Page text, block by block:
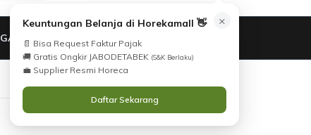
×
Keuntungan Belanja di Horekamall 👋
📄 Bisa Request Faktur Pajak
🚚 Gratis Ongkir JABODETABEK (S&K Berlaku)
💼 Supplier Resmi Horeca
Daftar Sekarang
GARANSI